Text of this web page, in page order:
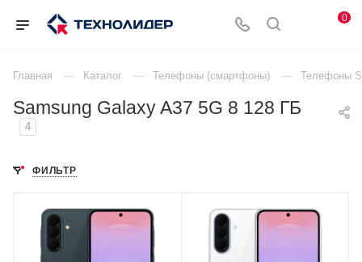
0
Главная — Каталог — Телефоны (смартфоны) — Телефоны
Samsung Galaxy A37 5G 8 128 ГБ
4
ФИЛЬТР